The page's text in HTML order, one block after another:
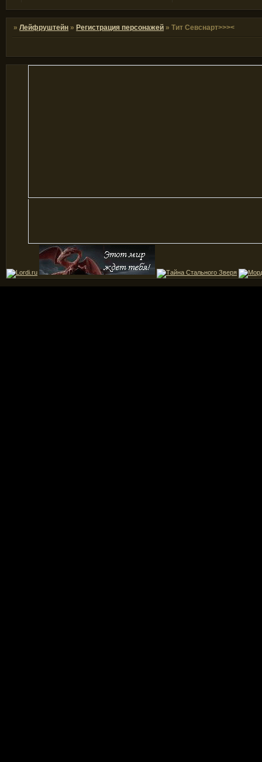
»Лейфруштейн » Регистрация персонажей »Тит Севснарт>>><